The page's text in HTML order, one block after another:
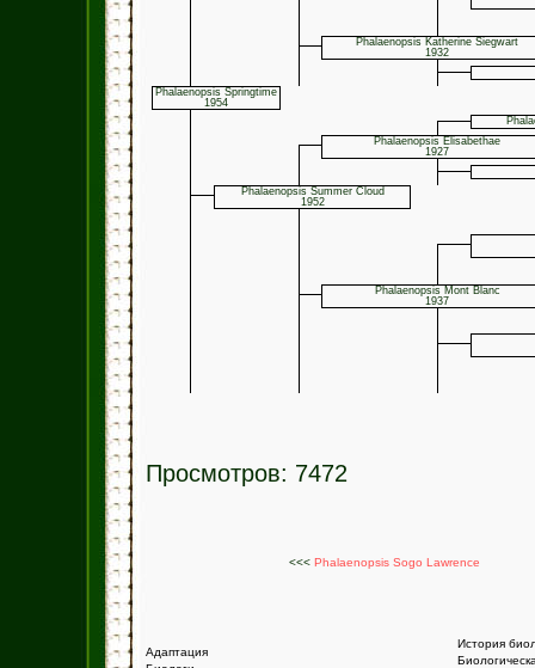
Phalaenopsis Katherine Siegwart
1932
Phalaenopsis Springtime
1954
Phalaenopsis Elisabethae
1927
Phalaenopsis Summer Cloud
1952
Phalaenopsis Mont Blanc
1937
Просмотров: 7472
<<< Phalaenopsis Sogo Lawrence
Адаптация
История